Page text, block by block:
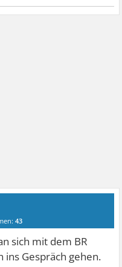
43
sich mit dem BR
ins Gespräch gehen.